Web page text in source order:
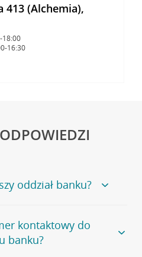
413 (Alchemia),
18:00
16:30
oddział banku?
banku, zapraszamy na
, na której znajduje się
kontaktowy do
banku?